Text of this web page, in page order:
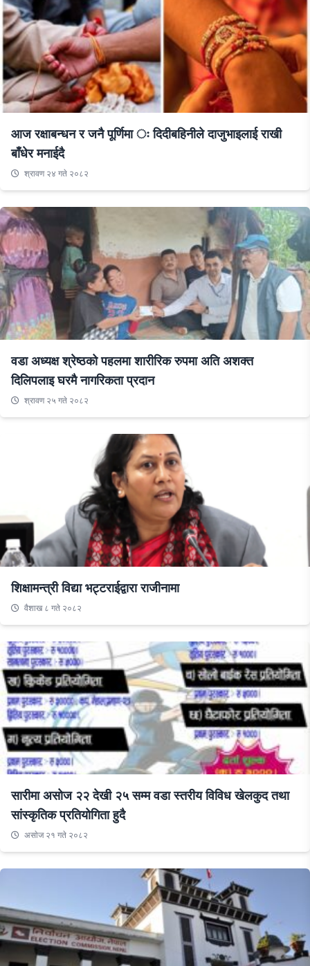
आज रक्षाबन्धन र जनै पूर्णिमा ः दिदीबहिनीले दाजुभाइलाई राखी
बाँधेर मनाईदै
श्रावण २४ गते २०८२
वडा अध्यक्ष श्रेष्ठको पहलमा शारीरिक रुपमा अति अशक्त
दिलिपलाइ घरमै नागरिकता प्रदान
श्रावण २५ गते २०८२
शिक्षामन्त्री विद्या भट्टराईद्वारा राजीनामा
वैशाख ८ गते २०८२
सारीमा असोज २२ देखी २५ सम्म वडा स्तरीय विविध खेलकुद तथा
सांस्कृतिक प्रतियोगिता हुदै
असाेज २१ गते २०८२